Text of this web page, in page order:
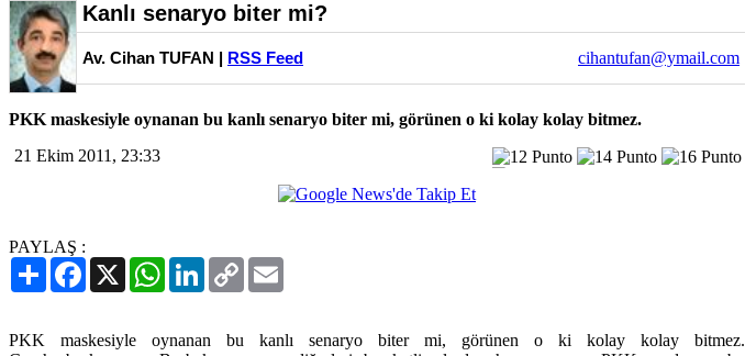
Kanlı senaryo biter mi?
Av. Cihan TUFAN | RSS Feed cihantufan@ymail.com
PKK maskesiyle oynanan bu kanlı senaryo biter mi, görünen o ki kolay kolay bitmez.
21 Ekim 2011, 23:33
PAYLAŞ :
PaylaşFacebook
X WhatsAppLinkedIn
Copy
Link
PKK maskesiyle oynanan bu kanlı senaryo biter mi, görünen o ki kolay kolay bitmez.